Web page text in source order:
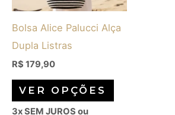
Bolsa Alice Palucci Alça
Dupla Listras
R$ 179,90
VER OPÇÕES
opções
podem
na
página
3x SEM JUROS ou